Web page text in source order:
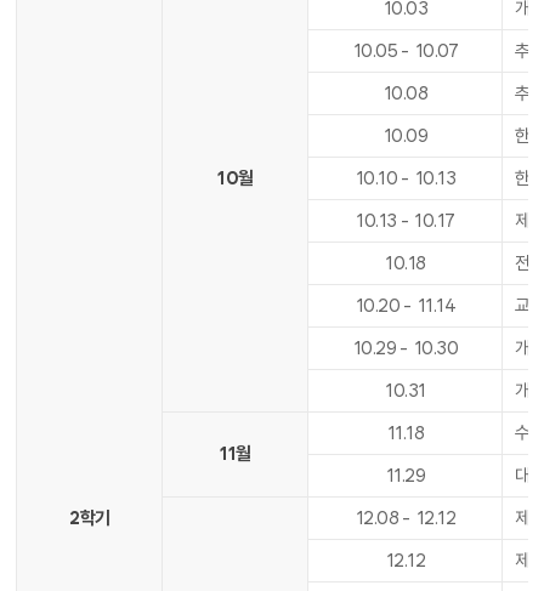
2학기
10월
10.03
개
10.05 - 10.07
추
10.08
추
10.09
한
10.10 - 10.13
한
10.13 - 10.17
제2
10.18
전
10.20 - 11.14
교
10.29 - 10.30
개
10.31 개
11월
11.18
수
11.29 대
12.08 - 12.12
제2
12.12
제2